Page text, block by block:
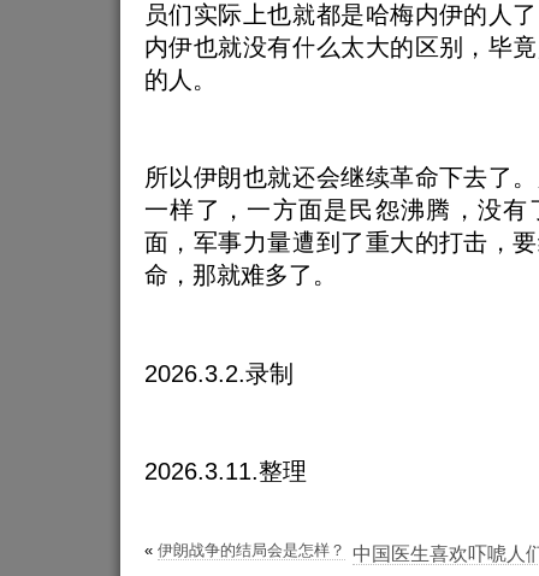
员们实际上也就都是哈梅内伊的人
内伊也就没有什么太大的区别，毕
的人。
所以伊朗也就还会继续革命下去了
一样了，一方面是民怨沸腾，没有
面，军事力量遭到了重大的打击，
命，那就难多了。
2026.3.2.录制
2026.3.11.整理
« 伊朗战争的结局会是怎样？ 中国医生喜欢吓唬人